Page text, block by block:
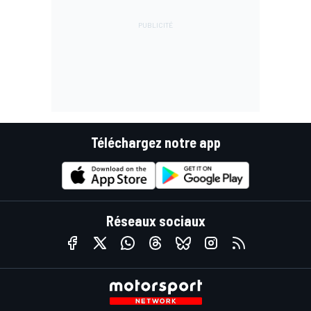
Téléchargez notre app
Réseaux sociaux